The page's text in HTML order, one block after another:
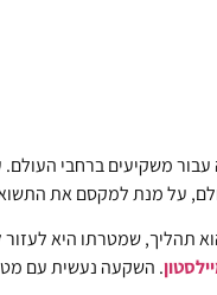
משקיעים ברחבי העולם.
על מנת למקסם את
תהליך, שמטרתו היא
. השקעה נעשית עם